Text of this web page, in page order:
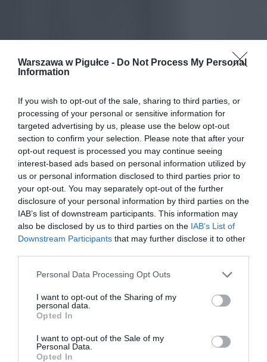
Warszawa w Pigułce - Do Not Process My Personal
Information
If you wish to opt-out of the sale, sharing to third parties, or
processing of your personal or sensitive information for
targeted advertising by us, please use the below opt-out
section to confirm your selection. Please note that after your
opt-out request is processed you may continue seeing
interest-based ads based on personal information utilized by
us or personal information disclosed to third parties prior to
your opt-out. You may separately opt-out of the further
disclosure of your personal information by third parties on the
IAB’s list of downstream participants. This information may
also be disclosed by us to third parties on the IAB’s List of
Downstream Participants that may further disclose it to other
Personal Data Processing Opt Outs
I want to opt-out of the Sharing of my
personal data.
Opted In
I want to opt-out of the Sale of my
Personal Data.
Opted In